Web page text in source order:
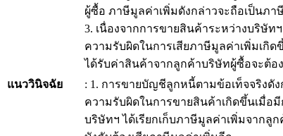
ผู้ซื้อ ภาษีมูลค่าเพิ่มดังกล่าวจะถือเป็นภ
3. เนื่องจากการขายสินค้าระหว่างบริษั
ความรับผิดในการเสียภาษีมูลค่าเพิ่มเกิ
ได้รับค่าสินค้าจากลูกค้าบริษัทผู้ซื้อจะต้อ
แนววินิจฉัย
: 1. การขายบัญชีลูกหนี้ตามข้อเท็จจริง
ความรับผิดในการขายสินค้าเกิดขึ้นเมื่อ
บริษัทฯ ได้เรียกเก็บภาษีมูลค่าเพิ่มจากลู